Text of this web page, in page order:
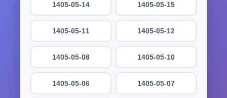
1405-05-15
1405-05-14
1405-05-12
1405-05-11
1405-05-10
1405-05-08
1405-05-07
1405-05-06